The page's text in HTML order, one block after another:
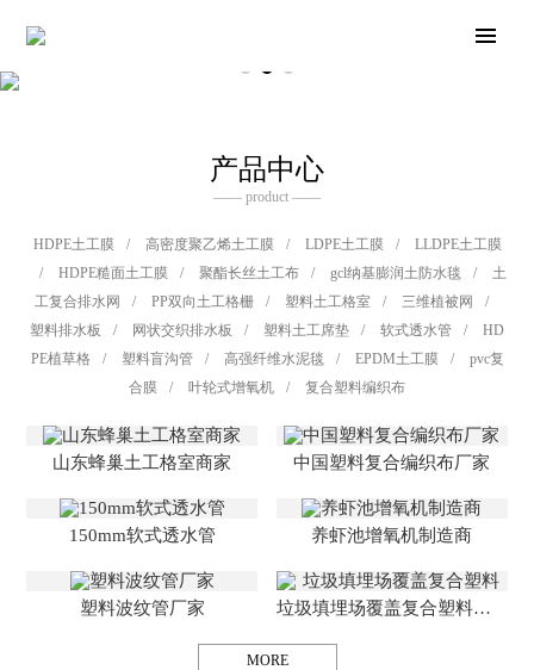
产品中心
—— product ——
HDPE土工膜 / 高密度聚乙烯土工膜 / LDPE土工膜 /
LLDPE土工膜
/
HDPE糙面土工膜 / 聚酯长丝土工布 / gcl纳基膨润土防水毯 /
土
工复合排水网
/ PP双向土工格栅 / 塑料土工格室 / 三维植被网
/
塑料排水板
/ 网状交织排水板 / 塑料土工席垫 / 软式透水管 /
HD
PE植草格
/ 塑料盲沟管 / 高强纤维水泥毯 / EPDM土工膜 /
pvc复
合膜
/ 叶轮式增氧机 / 复合塑料编织布
山东蜂巢土工格室商家 中国塑料复合编织布厂家
150mm软式透水管 养虾池增氧机制造商
塑料波纹管厂家 垃圾填埋场覆盖复合塑料编织布
MORE